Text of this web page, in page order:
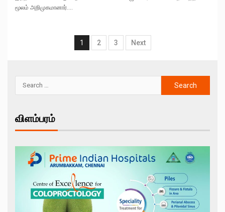
மூலம் அறிமுகமானார்....
1 2 3 Next
விளம்பரம்